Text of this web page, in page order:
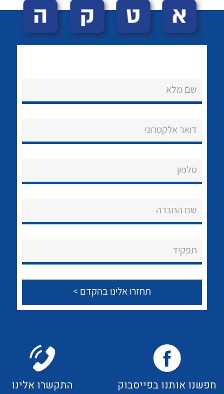
הצוות שלנו
שירותי תמיכה
לכל מוצרי היצרן לכל מוצרי היצרן
שם מלא
דואר אלקטרוני
טלפון
שם החברה
תפקיד
חפשנו אותנו בפייסבוק התקשרו אלינו